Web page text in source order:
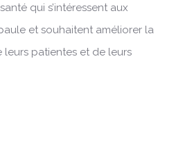
qui s’intéressent aux
et souhaitent améliorer la
leurs patientes et de leurs